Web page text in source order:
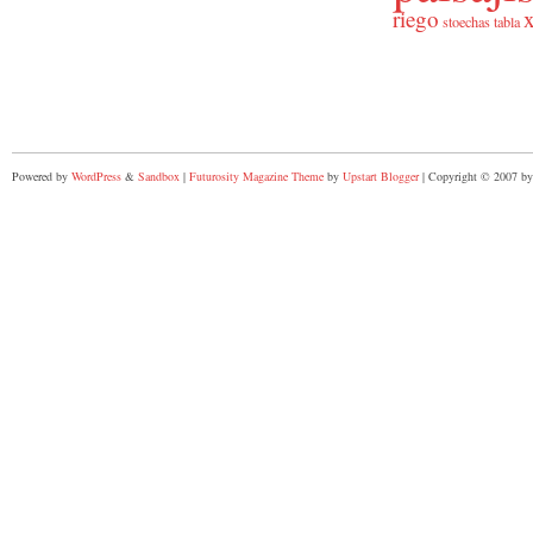
riego stoechastabla
Powered by WordPress & Sandbox | Futurosity Magazine Theme by Upstart Blogger| Copyright © 2007 by